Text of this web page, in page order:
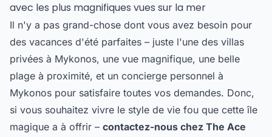
avec les plus magnifiques vues sur la mer
Il n'y a pas grand-chose dont vous avez besoin pour
des vacances d'été parfaites – juste l'une des villas
privées à Mykonos, une vue magnifique, une belle
plage à proximité, et un concierge personnel à
Mykonos pour satisfaire toutes vos demandes. Donc,
si vous souhaitez vivre le style de vie fou que cette île
magique a à offrir – contactez-nous chez The Ace